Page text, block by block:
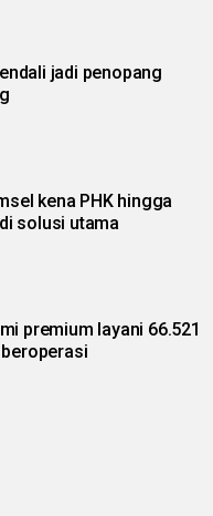
jadi penopang
kena PHK hingga
solusi utama
premium layani 66.521